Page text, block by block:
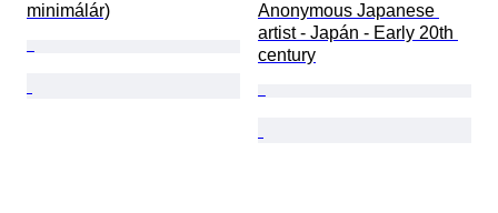
minimálár)
Anonymous Japanese
artist - Japán - Early 20th
century